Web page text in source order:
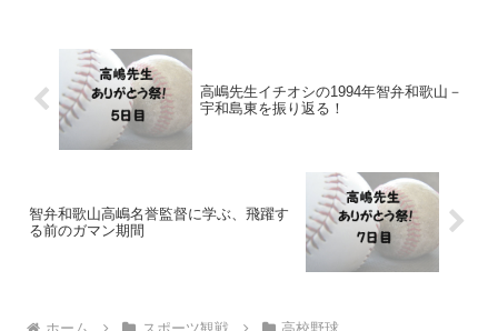
高嶋先生イチオシの1994年智弁和歌山－
宇和島東を振り返る！
智弁和歌山高嶋名誉監督に学ぶ、飛躍す
る前のガマン期間